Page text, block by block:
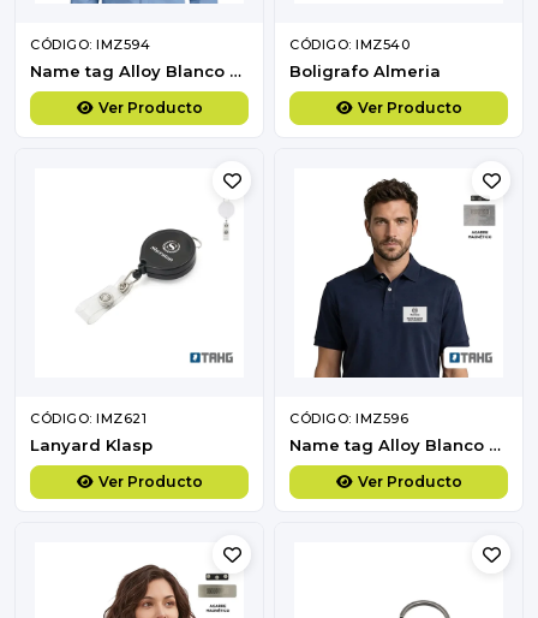
CÓDIGO: IMZ594
Name tag Alloy Blanco Chico
Ver Producto
CÓDIGO: IMZ540
Boligrafo Almeria
Ver Producto
CÓDIGO: IMZ621
Lanyard Klasp
Ver Producto
CÓDIGO: IMZ596
Name tag Alloy Blanco Grande
Ver Producto